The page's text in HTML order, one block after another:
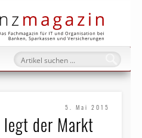
5. Mai 2015
legt der Markt